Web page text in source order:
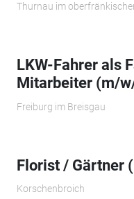
Thurnau im
LKW-Fahrer als
Mitarbeiter (m/
Freiburg im Breisgau
Florist / Gärtner
Korschenbroich